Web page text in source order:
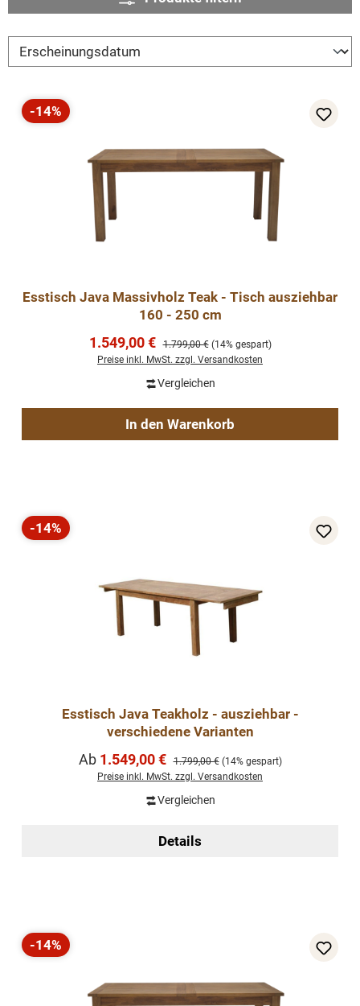
Rabatt
-14%
Esstisch Java Massivholz Teak - Tisch ausziehbar
160 - 250 cm
Verkaufspreis:
1.549,00 € Regulärer Preis:
1.799,00 € (14% gespart)
Preise inkl. MwSt. zzgl. Versandkosten
Vergleichen
In den Warenkorb
Rabatt
-14%
Esstisch Java Teakholz - ausziehbar -
verschiedene Varianten
Verkaufspreis:
Ab 1.549,00 € Regulärer Preis:
1.799,00 € (14% gespart)
Preise inkl. MwSt. zzgl. Versandkosten
Vergleichen
Details
Rabatt
-14%